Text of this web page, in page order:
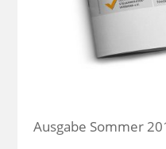
Ausgabe Sommer